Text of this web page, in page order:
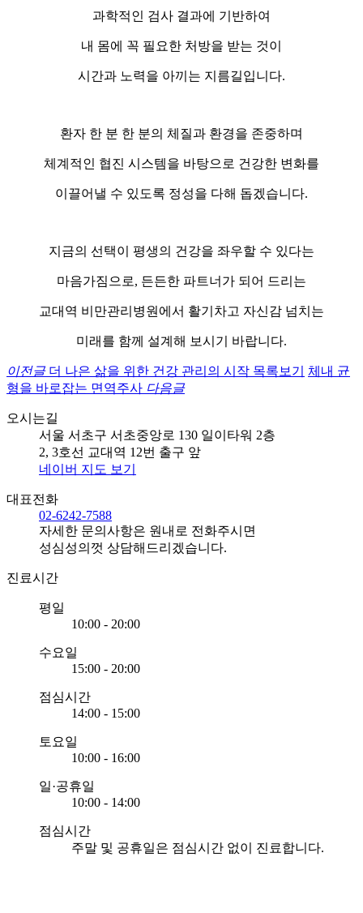
과학적인 검사 결과에 기반하여
내 몸에 꼭 필요한 처방을 받는 것이
시간과 노력을 아끼는 지름길입니다.
환자 한 분 한 분의 체질과 환경을 존중하며
체계적인 협진 시스템을 바탕으로 건강한 변화를
이끌어낼 수 있도록 정성을 다해 돕겠습니다.
지금의 선택이 평생의 건강을 좌우할 수 있다는
마음가짐으로, 든든한 파트너가 되어 드리는
교대역 비만관리병원에서 활기차고 자신감 넘치는
미래를 함께 설계해 보시기 바랍니다.
이전글 더 나은 삶을 위한 건강 관리의 시작 목록보기
체내 균
형을 바로잡는 면역주사 다음글
오시는길
서울 서초구 서초중앙로 130 일이타워 2층
2, 3호선 교대역 12번 출구 앞
네이버 지도 보기
대표전화
02-6242-7588
자세한 문의사항은 원내로 전화주시면
성심성의껏 상담해드리겠습니다.
진료시간
평일
10:00 - 20:00
수요일
15:00 - 20:00
점심시간
14:00 - 15:00
토요일
10:00 - 16:00
일·공휴일
10:00 - 14:00
점심시간
주말 및 공휴일은 점심시간 없이 진료합니다.